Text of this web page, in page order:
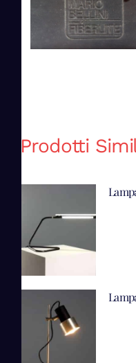
Prodotti